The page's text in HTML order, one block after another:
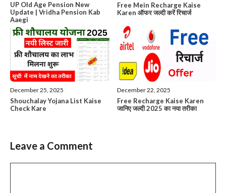
UP Old Age Pension New
Update | Vridha Pension Kab
Aaegi
Free Mein Recharge Kaise
Karen ऑफर जल्दी करें रिचार्ज
December 25, 2025
Shouchalay Yojana List Kaise
Check Kare
December 22, 2025
Free Recharge Kaise Karen
जानिए जल्दी 2025 का नया तरीका
Leave a Comment